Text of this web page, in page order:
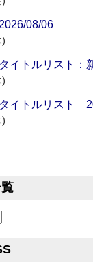
08/06
イトルリスト
イトルリスト